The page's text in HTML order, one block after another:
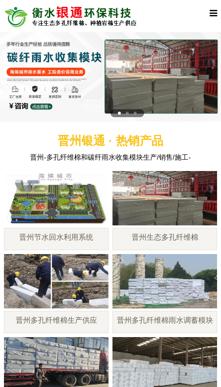
晋州银通 · 热销产品
晋州-多孔纤维棉和碳纤雨水收集模块生产/销售/施工-
晋州节水回水利用系统 晋州生态多孔纤维棉
晋州多孔纤维棉生产供应 晋州多孔纤维棉雨水调蓄模块